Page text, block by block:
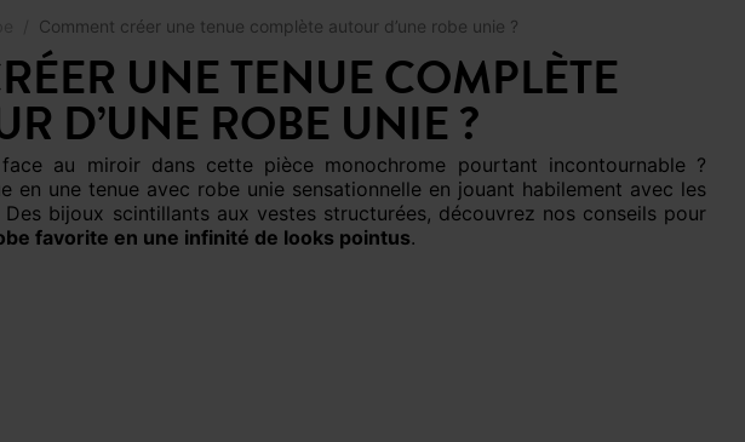
Comment créer une tenue complète autour d’une robe unie ?
UNE TENUE COMPLÈTE
D’UNE ROBE UNIE ?
en une tenue avec robe unie sensationnelle en jouant habilement avec les
bijoux scintillants aux vestes structurées, découvrez nos conseils pour
favorite en une infinité de looks pointus.